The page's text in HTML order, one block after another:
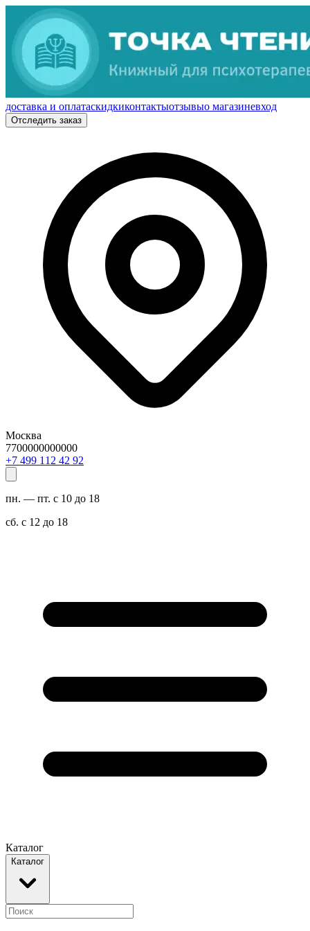
доставка и оплатаскидкиконтактыотзывыо магазиневход
Отследить заказ
Москва
7700000000000
29 24 211 994 7+
пн. — пт. с 10 до 18
сб. с 12 до 18
Каталог
Каталог